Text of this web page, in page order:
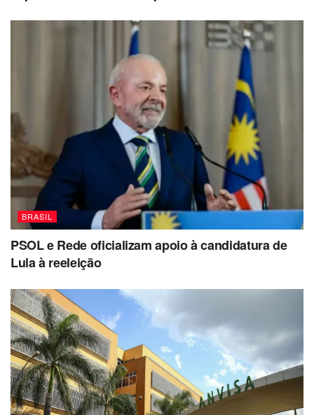
BRASIL
PSOL e Rede oficializam apoio à candidatura de
Lula à reeleição